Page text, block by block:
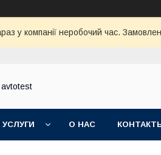
у компанії неробочий час.
avtotest
О НАС